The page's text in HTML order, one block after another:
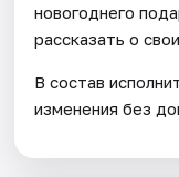
новогоднего
рассказать о
В состав
изменения без